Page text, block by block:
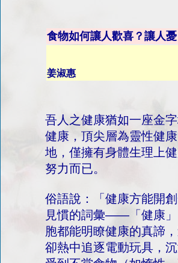
食物如何讓人歡喜？讓人憂
姜淑惠
吾人之健康猶如一座金
健康，頂尖層為靈性健
地，僅擁有身體生理上
努力而已。
俗語說：「健康方能開
見慣的詞彙——「健康」
胞都能明瞭健康的真諦
卻熱中追逐電動玩具，